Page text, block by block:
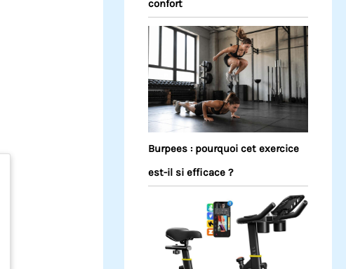
confort
Burpees : pourquoi cet exercice
est-il si efficace ?